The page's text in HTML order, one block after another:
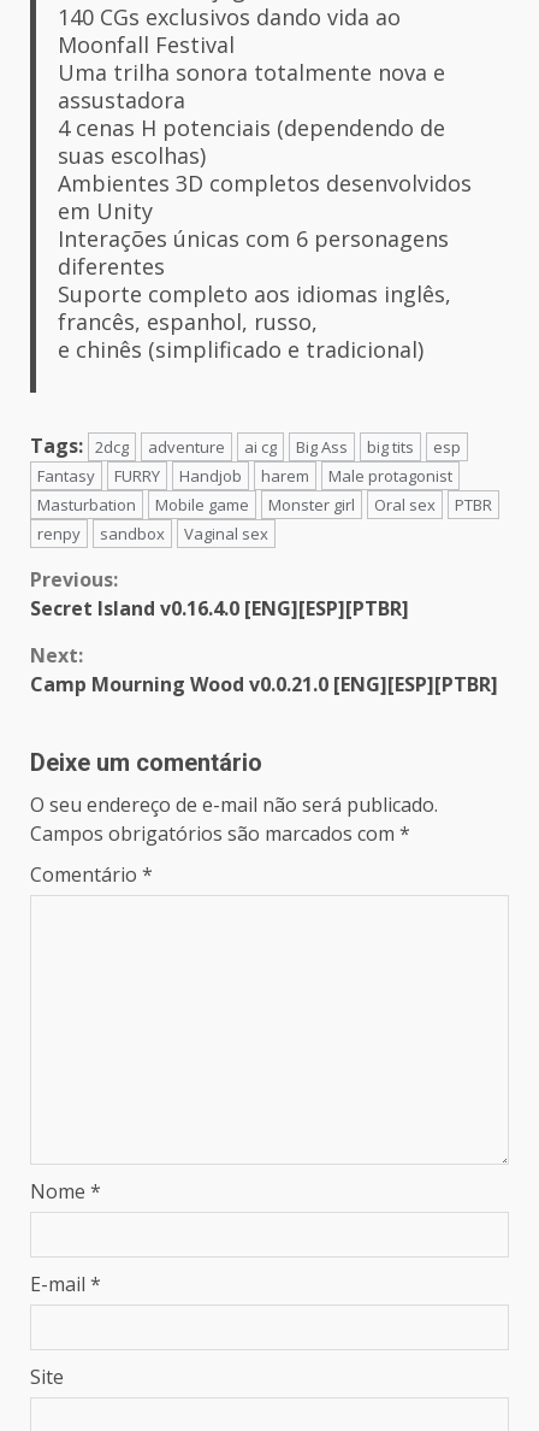
140 CGs exclusivos dando vida ao
Moonfall Festival
Uma trilha sonora totalmente nova e
assustadora
4 cenas H potenciais (dependendo de
suas escolhas)
Ambientes 3D completos desenvolvidos
em Unity
Interações únicas com 6 personagens
diferentes
Suporte completo aos idiomas inglês,
francês, espanhol, russo,
e chinês (simplificado e tradicional)
Tags: 2dcg adventure ai cg Big Ass big tits
esp
Fantasy
FURRY Handjob harem
Male protagonist
Masturbation
Mobile game Monster girl Oral sex
PTBR
renpy
sandbox Vaginal sex
Continue
Previous:
Secret Island v0.16.4.0 [ENG][ESP][PTBR]
Next:
Camp Mourning Wood v0.0.21.0 [ENG][ESP][PTBR]
Deixe um comentário
O seu endereço de e-mail não será publicado.
Campos obrigatórios são marcados com *
Comentário *
Nome *
E-mail *
Site